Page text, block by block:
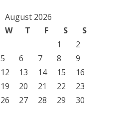
August 2026
W T F S
S
1
2
5 6 7 8
9
12 13 14 15
16
19 20 21 22
23
26 27 28 29
30